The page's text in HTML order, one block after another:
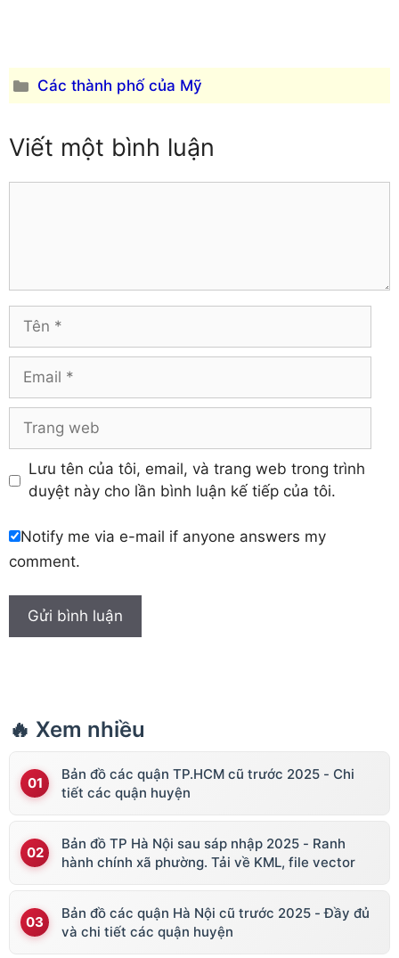
Danh
mục
Các thành phố của Mỹ
Viết một bình luận
Tên
Email
Trang
Lưu tên của tôi, email, và trang web trong trình
duyệt này cho lần bình luận kế tiếp của tôi.
Notify me via e-mail if anyone answers my
comment.
🔥 Xem nhiều
Bản đồ các quận TP.HCM cũ trước 2025 - Chi
tiết các quận huyện
Bản đồ TP Hà Nội sau sáp nhập 2025 - Ranh
hành chính xã phường. Tải về KML, file vector
Bản đồ các quận Hà Nội cũ trước 2025 - Đầy đủ
và chi tiết các quận huyện